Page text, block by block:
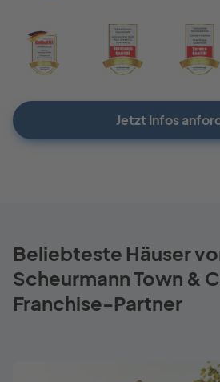
Jetzt Infos
Beliebteste Häuser
Scheurmann Town &
Franchise-Partner